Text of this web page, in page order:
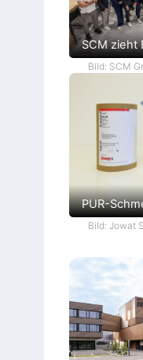
SCM zieht
Bild: SCM
PUR-
Bild: Jowat